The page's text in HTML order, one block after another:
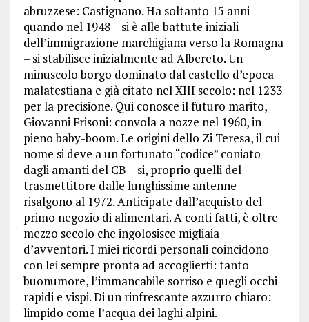
abruzzese: Castignano. Ha soltanto 15 anni
quando nel 1948 – si è alle battute iniziali
dell’immigrazione marchigiana verso la Romagna
– si stabilisce inizialmente ad Albereto. Un
minuscolo borgo dominato dal castello d’epoca
malatestiana e già citato nel XIII secolo: nel 1233
per la precisione. Qui conosce il futuro marito,
Giovanni Frisoni: convola a nozze nel 1960, in
pieno baby-boom. Le origini dello Zi Teresa, il cui
nome si deve a un fortunato “codice” coniato
dagli amanti del CB – si, proprio quelli del
trasmettitore dalle lunghissime antenne –
risalgono al 1972. Anticipate dall’acquisto del
primo negozio di alimentari. A conti fatti, è oltre
mezzo secolo che ingolosisce migliaia
d’avventori. I miei ricordi personali coincidono
con lei sempre pronta ad accoglierti: tanto
buonumore, l’immancabile sorriso e quegli occhi
rapidi e vispi. Di un rinfrescante azzurro chiaro:
limpido come l’acqua dei laghi alpini.